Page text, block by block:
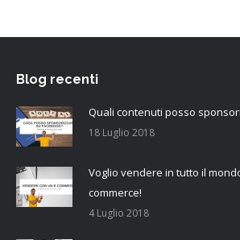
Blog recenti
Quali contenuti posso
18 Luglio 2018
Voglio vendere in tutto il
commerce!
4 Luglio 2018